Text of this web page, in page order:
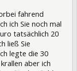
fahrend
ich Sie noch mal
tatsächlich 20
ließ Sie
legte die 30
aber ich